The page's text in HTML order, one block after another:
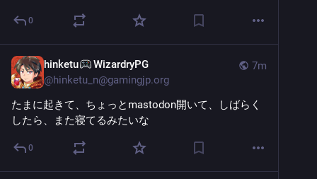
0
7m
hinketu
WizardryPG
@hinketu_n@gamingjp.org
たまに起きて、ちょっとmastodon開いて、しばらく
したら、また寝てるみたいな
0